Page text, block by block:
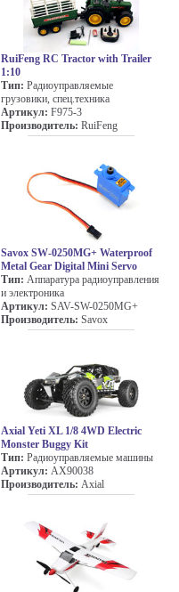
RuiFeng RC Tractor with Trailer
1:10
Тип: Радиоуправляемые
грузовики, спец.техника
Артикул: F975-3
Производитель: RuiFeng
Savox SW-0250MG+ Waterproof
Metal Gear Digital Mini Servo
Тип: Аппаратура радиоуправления
и электроника
Артикул: SAV-SW-0250MG+
Производитель: Savox
Axial Yeti XL 1/8 4WD Electric
Monster Buggy Kit
Тип: Радиоуправляемые машины
Артикул: AX90038
Производитель: Axial